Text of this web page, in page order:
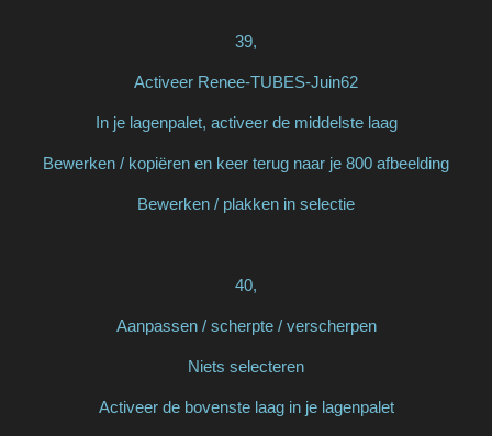
39,
Activeer Renee-TUBES-Juin62
In je lagenpalet, activeer de middelste laag
Bewerken / kopiëren en keer terug naar je 800 afbeelding
Bewerken / plakken in selectie
40,
Aanpassen / scherpte / verscherpen
Niets selecteren
Activeer de bovenste laag in je lagenpalet